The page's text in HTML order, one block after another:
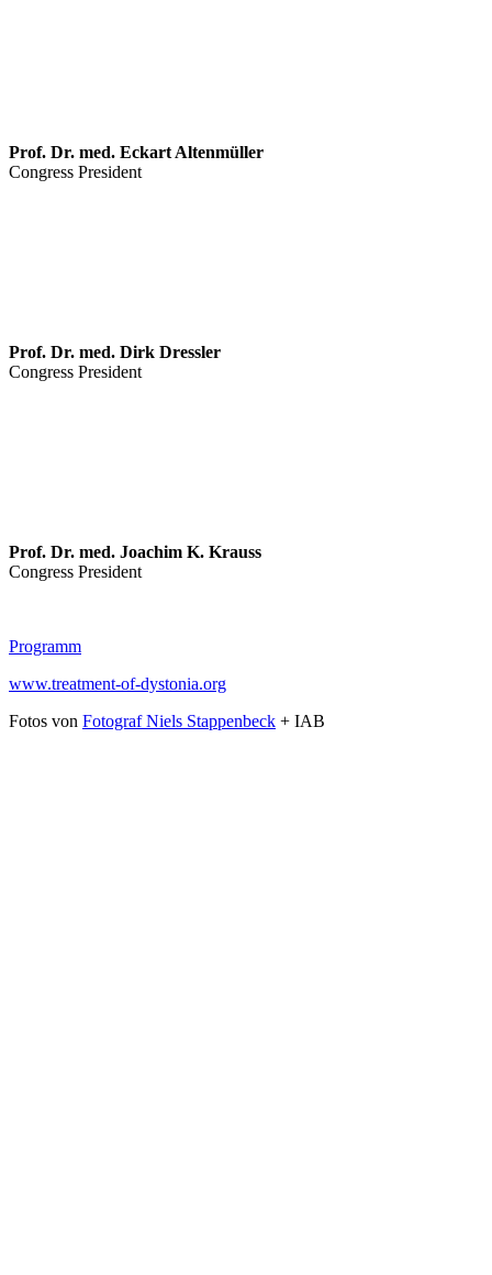
Prof. Dr. med. Eckart Altenmüller
Congress President
Prof. Dr. med. Dirk Dressler
Congress President
Prof. Dr. med. Joachim K. Krauss
Congress President
Programm
www.treatment-of-dystonia.org
Fotos von Fotograf Niels Stappenbeck + IAB